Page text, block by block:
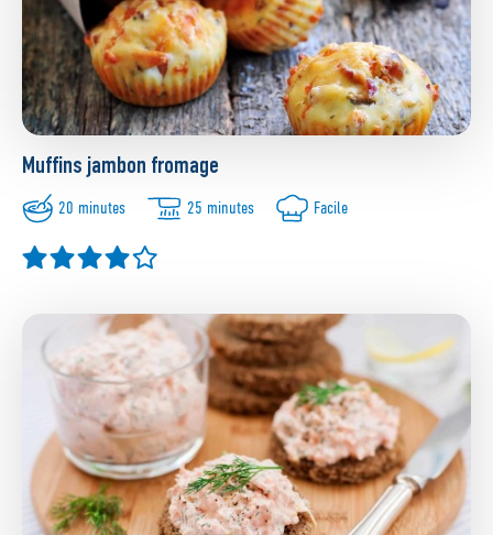
Muffins jambon fromage
20 minutes 25 minutes Facile